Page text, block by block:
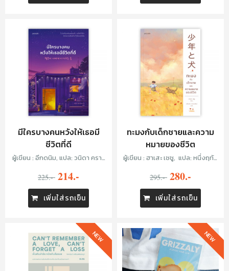
มีใครบางคนหวังให้เธอมี
ชีวิตที่ดี
ผู้เขียน : อีกดนิม, แปล: วนิดา คราว
225.- 214.-
เพิ่มใส่รถเข็น
ทะมงกับเด็กชายและความ
หมายของชีวิต
ผู้เขียน : ฮาเสะ เซชู, แปล: หนึ่งฤทัย
295.- 280.-
เพิ่มใส่รถเข็น
NEW NEW